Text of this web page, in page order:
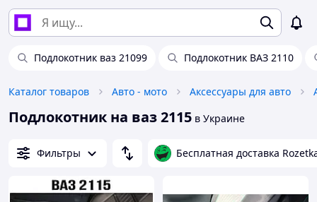
Подлокотник ваз 21099 Подлокотник ВАЗ 2110
Каталог товаров Авто - мото Аксессуары для авто
Подлокотник на ваз 2115 в Украине
Фильтры Бесплатная доставка